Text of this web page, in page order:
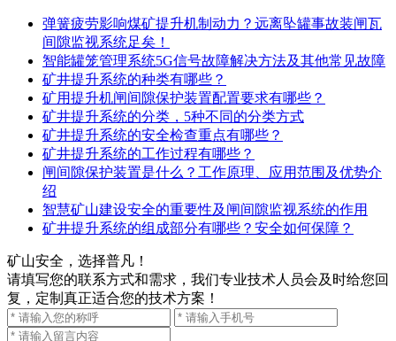
弹簧疲劳影响煤矿提升机制动力？远离坠罐事故装闸瓦
间隙监视系统足矣！
智能罐笼管理系统5G信号故障解决方法及其他常见故障
矿井提升系统的种类有哪些？
矿用提升机闸间隙保护装置配置要求有哪些？
矿井提升系统的分类，5种不同的分类方式
矿井提升系统的安全检查重点有哪些？
矿井提升系统的工作过程有哪些？
闸间隙保护装置是什么？工作原理、应用范围及优势介
绍
智慧矿山建设安全的重要性及闸间隙监视系统的作用
矿井提升系统的组成部分有哪些？安全如何保障？
矿山安全，选择普凡！
请填写您的联系方式和需求，我们专业技术人员会及时给您回
复，定制真正适合您的技术方案！